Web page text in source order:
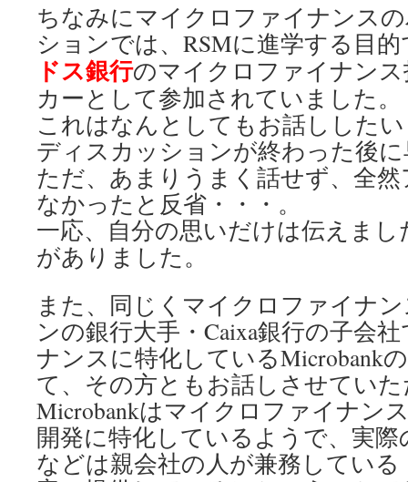
ちなみにマイクロファイナンス
ションでは、RSMに進学する目
ドス銀行のマイクロファイナン
カーとして参加されていました。
これはなんとしてもお話しした
ディスカッションが終わった後
ただ、あまりうまく話せず、全
なかったと反省・・・。
一応、自分の思いだけは伝えま
がありました。
また、同じくマイクロファイナ
ンの銀行大手・Caixa銀行の子会
ナンスに特化しているMicrobank
て、その方ともお話しさせてい
Microbankはマイクロファイナン
開発に特化しているようで、実
などは親会社の人が兼務してい